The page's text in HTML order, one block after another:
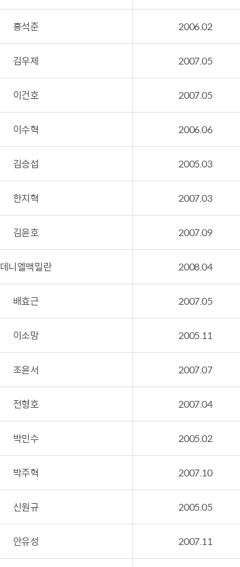
홍석준 2006.02
김우제 2007.05
이건호 2007.05
이수혁 2006.06
김승섭 2005.03
한지혁 2007.03
김윤호 2007.09
데니엘맥밀란 2008.04
배효근 2007.05
이소망 2005.11
조윤서 2007.07
전형호 2007.04
박민수 2005.02
박주혁 2007.10
신원규 2005.05
안유성 2007.11